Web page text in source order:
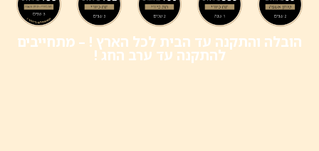
הובלה והתקנה עד הבית לכל הארץ ! – מתחייבים
להתקנה עד ערב החג !